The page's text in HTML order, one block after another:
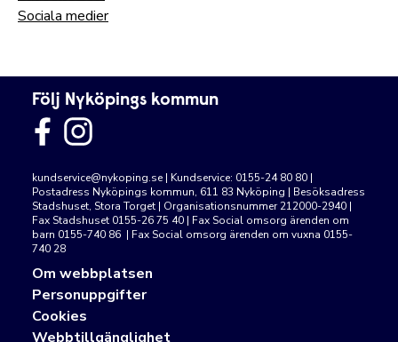
Sociala medier
Följ Nyköpings kommun
kundservice@nykoping.se | Kundservice: 0155-24 80 80 |
Postadress Nyköpings kommun, 611 83 Nyköping | Besöksadress
Stadshuset, Stora Torget | Organisationsnummer 212000-2940 |
Fax Stadshuset 0155-26 75 40 | Fax Social omsorg ärenden om
barn 0155-740 86 | Fax Social omsorg ärenden om vuxna 0155-
740 28
Om webbplatsen
Personuppgifter
Cookies
Webbtillgänglighet